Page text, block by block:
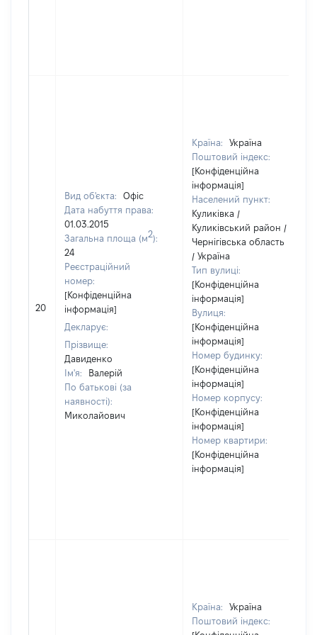
20
Вид об'єкта:
Офіс
Дата набуття права:
01.03.2015
Загальна площа (м2):
24
Реєстраційний
номер:
[Конфіденційна
інформація]
Декларує:
Прізвище:
Давиденко
Ім'я:
Валерій
По батькові (за
наявності):
Миколайович
Країна:
Україна
Поштовий індекс:
[Конфіденційна
інформація]
Населений пункт:
Куликівка /
Куликівський район /
Чернігівська область
/ Україна
Тип вулиці:
[Конфіденційна
інформація]
Вулиця:
[Конфіденційна
інформація]
Номер будинку:
[Конфіденційна
інформація]
Номер корпусу:
[Конфіденційна
інформація]
Номер квартири:
[Конфіденційна
інформація]
Країна:
Україна
Поштовий індекс: